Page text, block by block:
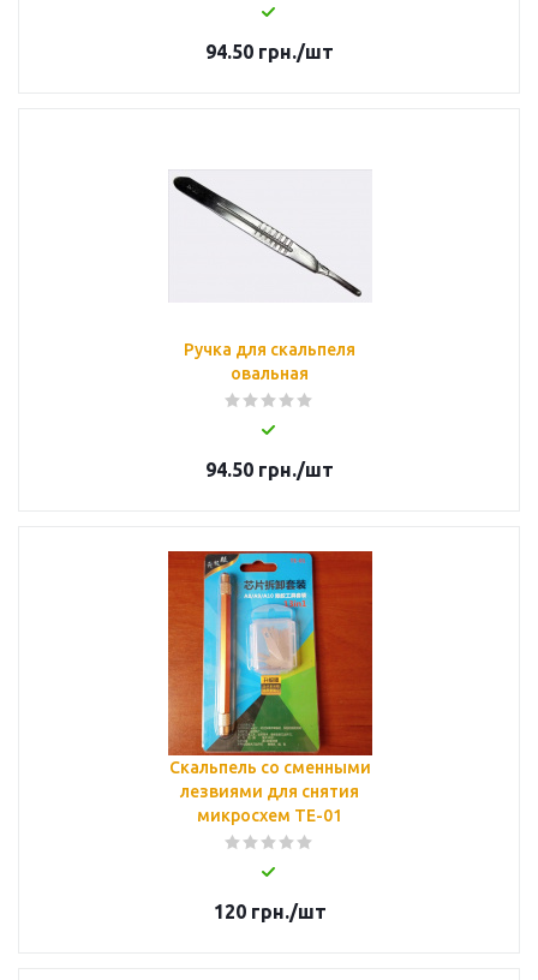
94.50 грн./шт
Ручка для скальпеля
овальная
94.50 грн./шт
Скальпель со сменными
лезвиями для снятия
микросхем ТЕ-01
120грн./шт